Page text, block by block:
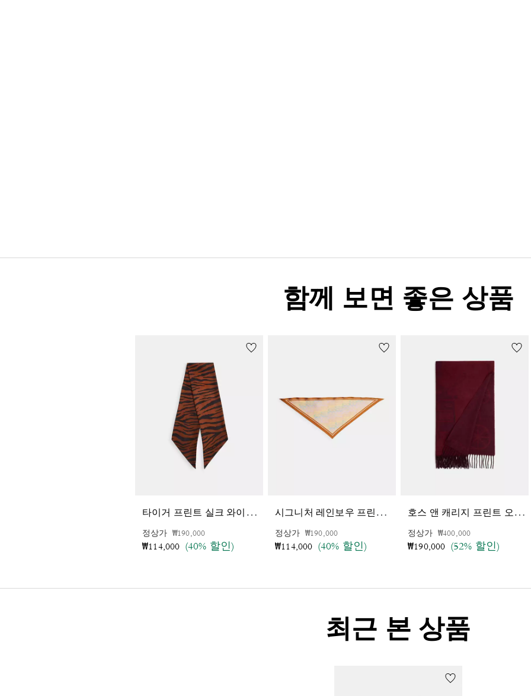
함께 보면 좋은 상품
타
이거 프린트 실크 와이드 스키니 스카프
정상가 가격 인하 전
₩190,000인하됨
₩114,000 (40% 할인)
시
그니처 레인보우 프린트 실크 트라이앵글 스카프
정상가 가격 인하 전
₩190,000인하됨
₩114,000 (40% 할인)
호
스 앤 캐리지 프린트 오버사이즈드 머플러
정상가 가격 인하 전
₩400,000인하됨
₩190,000 (52% 할인)
최근 본 상품